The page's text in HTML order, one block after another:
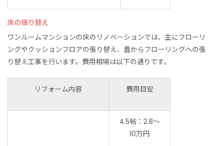
床の張り替え
ワンルームマンションの床のリノベーションでは、主にフローリ
ングやクッションフロアの張り替え、畳からフローリングへの張
り替え工事を行います。費用相場は以下の通りです。
リフォーム内容 費用目安
4.5帖：2.8〜
10万円